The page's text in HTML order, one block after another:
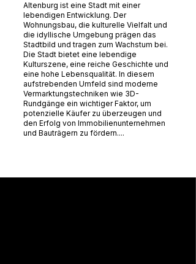
Altenburg ist eine Stadt mit einer
lebendigen Entwicklung. Der
Wohnungsbau, die kulturelle Vielfalt und
die idyllische Umgebung prägen das
Stadtbild und tragen zum Wachstum bei.
Die Stadt bietet eine lebendige
Kulturszene, eine reiche Geschichte und
eine hohe Lebensqualität. In diesem
aufstrebenden Umfeld sind moderne
Vermarktungstechniken wie 3D-
Rundgänge ein wichtiger Faktor, um
potenzielle Käufer zu überzeugen und
den Erfolg von Immobilienunternehmen
und Bauträgern zu fördern....